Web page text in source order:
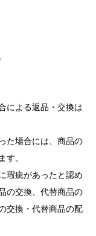
による返品・交換は
た場合には、商品の
す。
瑕疵があったと認め
の交換、代替商品の
交換・代替商品の配